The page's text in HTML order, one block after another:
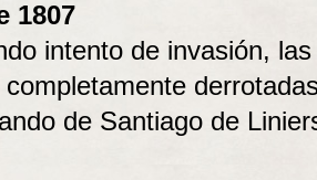
1807
intento de invasión,
de Santiago de